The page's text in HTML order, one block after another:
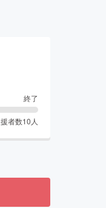
終了
者数10 人